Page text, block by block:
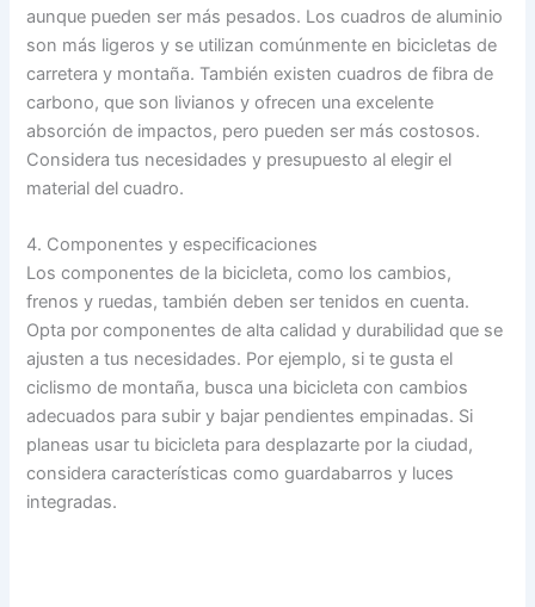
aunque pueden ser más pesados. Los cuadros de aluminio
son más ligeros y se utilizan comúnmente en bicicletas de
carretera y montaña. También existen cuadros de fibra de
carbono, que son livianos y ofrecen una excelente
absorción de impactos, pero pueden ser más costosos.
Considera tus necesidades y presupuesto al elegir el
material del cuadro.
4. Componentes y especificaciones
Los componentes de la bicicleta, como los cambios,
frenos y ruedas, también deben ser tenidos en cuenta.
Opta por componentes de alta calidad y durabilidad que se
ajusten a tus necesidades. Por ejemplo, si te gusta el
ciclismo de montaña, busca una bicicleta con cambios
adecuados para subir y bajar pendientes empinadas. Si
planeas usar tu bicicleta para desplazarte por la ciudad,
considera características como guardabarros y luces
integradas.